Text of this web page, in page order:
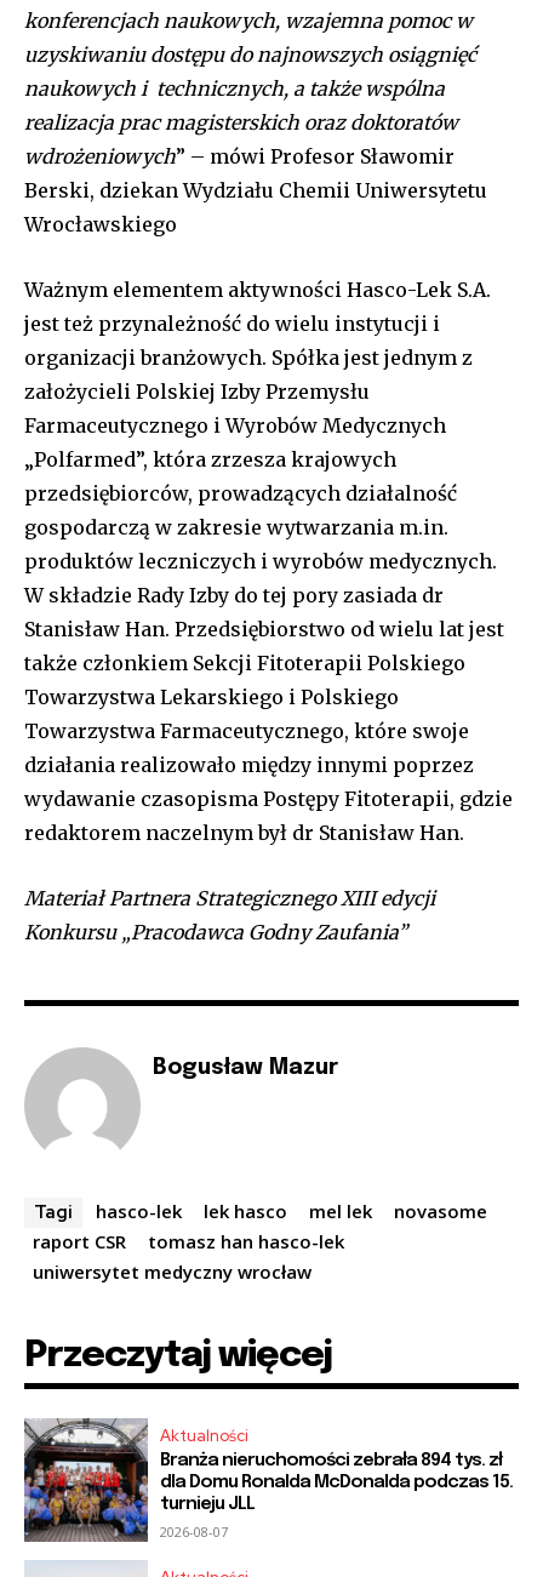
konferencjach naukowych, wzajemna pomoc w
uzyskiwaniu dostępu do najnowszych osiągnięć
naukowych i technicznych, a także wspólna
realizacja prac magisterskich oraz doktoratów
wdrożeniowych” – mówi Profesor Sławomir
Berski, dziekan Wydziału Chemii Uniwersytetu
Wrocławskiego
Ważnym elementem aktywności Hasco-Lek S.A.
jest też przynależność do wielu instytucji i
organizacji branżowych. Spółka jest jednym z
założycieli Polskiej Izby Przemysłu
Farmaceutycznego i Wyrobów Medycznych
„Polfarmed”, która zrzesza krajowych
przedsiębiorców, prowadzących działalność
gospodarczą w zakresie wytwarzania m.in.
produktów leczniczych i wyrobów medycznych.
W składzie Rady Izby do tej pory zasiada dr
Stanisław Han. Przedsiębiorstwo od wielu lat jest
także członkiem Sekcji Fitoterapii Polskiego
Towarzystwa Lekarskiego i Polskiego
Towarzystwa Farmaceutycznego, które swoje
działania realizowało między innymi poprzez
wydawanie czasopisma Postępy Fitoterapii, gdzie
redaktorem naczelnym był dr Stanisław Han.
Materiał Partnera Strategicznego XIII edycji
Konkursu „Pracodawca Godny Zaufania”
Bogusław Mazur
Tagi hasco-lek lek hasco mel lek
novasome
raport CSR
tomasz han hasco-lek
uniwersytet medyczny wrocław
Przeczytaj więcej
Aktualności
Branża nieruchomości zebrała 894 tys. zł
dla Domu Ronalda McDonalda podczas 15.
turnieju JLL
2026-08-07